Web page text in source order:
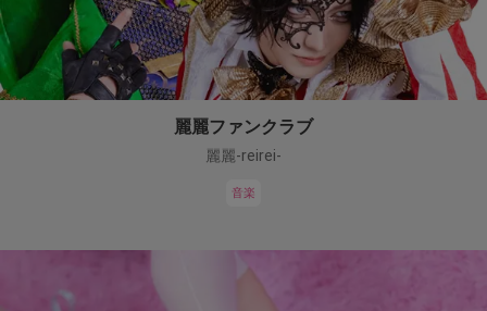
麗麗ファンクラブ
麗麗-reirei-
音楽